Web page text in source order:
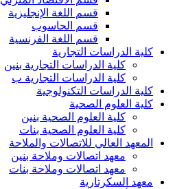
قسم اللغة الإنجليزية
قسم الحاسوب
قسم اللغة الفرنسية
كلية الدراسات التجارية
كلية الدراسات التجارية بنين
كلية الدراسات التجارية ب
كلية الدراسات التكنولوجية
كلية العلوم الصحية
كلية العلوم الصحية بنين
كلية العلوم الصحية بنات
المعهد العالي للاتصالات والملاحة
معهد اتصالات وملاحة بنين
معهد اتصالات وملاحة بنات
معهد السكرتارية